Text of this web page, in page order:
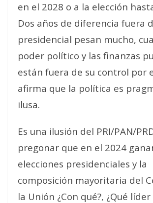
en el 2028 o a la elección
Dos años de diferencia fuera
presidencial pesan mucho,
poder político y las finanzas
están fuera de su control por
afirma que la política es
ilusa.
Es una ilusión del PRI/PAN/
pregonar que en el 2024
elecciones presidenciales y la
composición mayoritaria del
la Unión ¿Con qué?, ¿Qué líder